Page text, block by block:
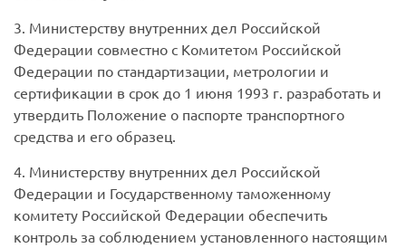
3. Министерству внутренних дел Российской
Федерации совместно с Комитетом Российской
Федерации по стандартизации, метрологии и
сертификации в срок до 1 июня 1993 г. разработать и
утвердить Положение о паспорте транспортного
средства и его образец.
4. Министерству внутренних дел Российской
Федерации и Государственному таможенному
комитету Российской Федерации обеспечить
контроль за соблюдением установленного настоящим